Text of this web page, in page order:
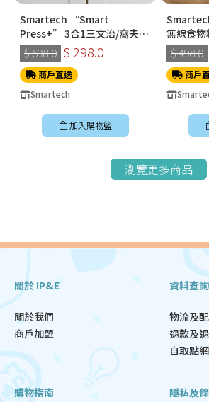
Smartech “Smart
Press+” 3合1三文治/窩夫/
冬甩機 SM-2228
$ 698.0 $ 298.0
商戶直送
Smartech
加入購物籃
無線食物
$ 498.0
商戶
瀏覽更多商品
關於 IP&E
關於我們
商戶加盟
資料查詢
物流及
退款及
自取點
購物指南 隱私及